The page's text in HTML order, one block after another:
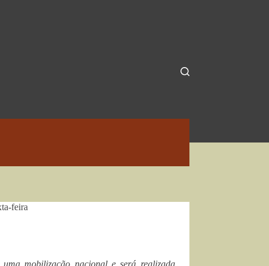
feira
mobilização nacional e será realizada